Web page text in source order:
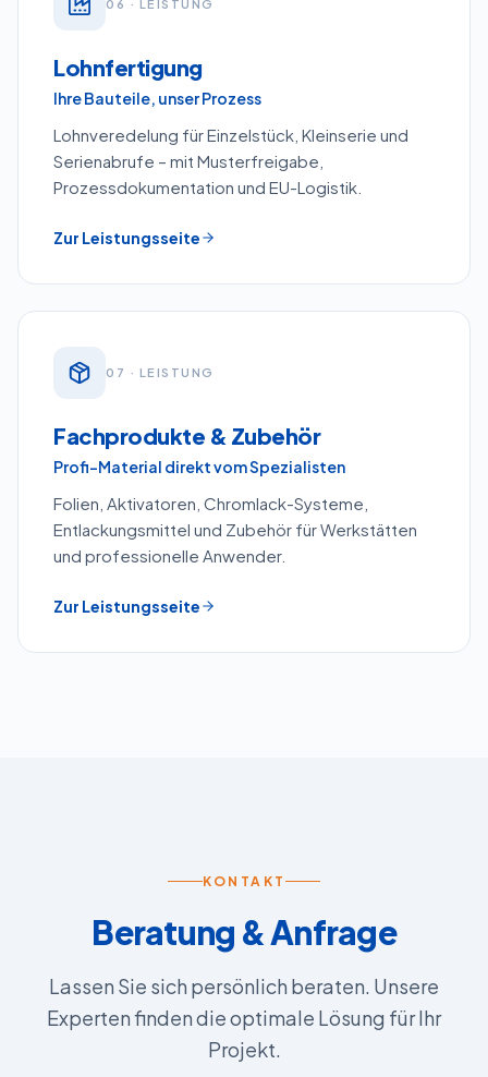
0 6 · LEISTUNG
Lohnfertigung
Ihre Bauteile, unser Prozess
Lohnveredelung für Einzelstück, Kleinserie und
Serienabrufe – mit Musterfreigabe,
Prozessdokumentation und EU-Logistik.
Zur Leistungsseite
0 7 · LEISTUNG
Fachprodukte & Zubehör
Profi-Material direkt vom Spezialisten
Folien, Aktivatoren, Chromlack-Systeme,
Entlackungsmittel und Zubehör für Werkstätten
und professionelle Anwender.
Zur Leistungsseite
KONTAKT
Beratung & Anfrage
Lassen Sie sich persönlich beraten. Unsere
Experten finden die optimale Lösung für Ihr
Projekt.